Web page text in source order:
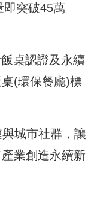
即突破45萬
桌認證及永續
(環保餐廳)標
城市社群，讓
業創造永續新